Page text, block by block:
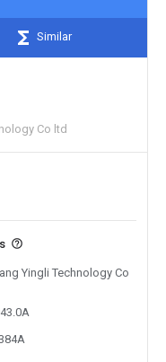
Similar
Co ltd
Yingli Technology Co